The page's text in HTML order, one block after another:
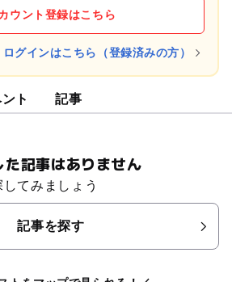
ウント登録はこちら
ログインはこちら（登録済みの方）
ト 記事
た記事はありません
てみましょう
記事を探す